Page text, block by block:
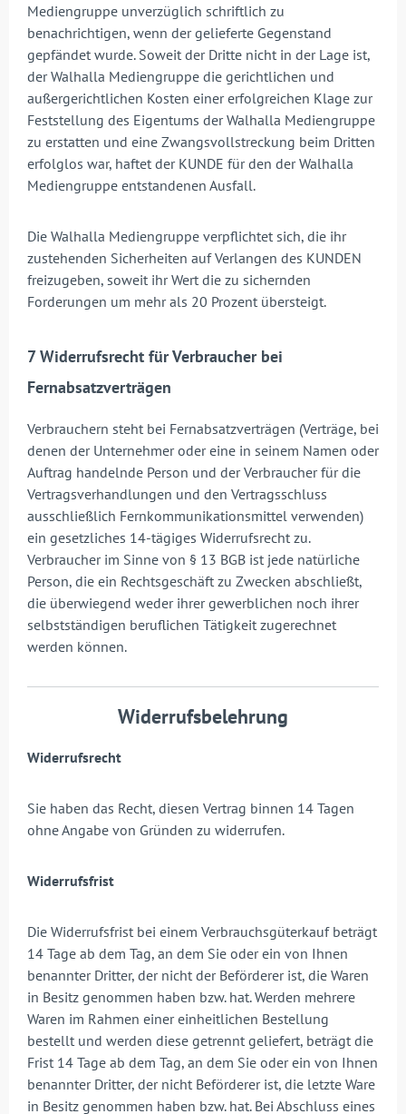
Mediengruppe unverzüglich schriftlich zu
benachrichtigen, wenn der gelieferte Gegenstand
gepfändet wurde. Soweit der Dritte nicht in der Lage ist,
der Walhalla Mediengruppe die gerichtlichen und
außergerichtlichen Kosten einer erfolgreichen Klage zur
Feststellung des Eigentums der Walhalla Mediengruppe
zu erstatten und eine Zwangsvollstreckung beim Dritten
erfolglos war, haftet der KUNDE für den der Walhalla
Mediengruppe entstandenen Ausfall.
Die Walhalla Mediengruppe verpflichtet sich, die ihr
zustehenden Sicherheiten auf Verlangen des KUNDEN
freizugeben, soweit ihr Wert die zu sichernden
Forderungen um mehr als 20 Prozent übersteigt.
7 Widerrufsrecht für Verbraucher bei
Fernabsatzverträgen
Verbrauchern steht bei Fernabsatzverträgen (Verträge, bei
denen der Unternehmer oder eine in seinem Namen oder
Auftrag handelnde Person und der Verbraucher für die
Vertragsverhandlungen und den Vertragsschluss
ausschließlich Fernkommunikationsmittel verwenden)
ein gesetzliches 14-tägiges Widerrufsrecht zu.
Verbraucher im Sinne von § 13 BGB ist jede natürliche
Person, die ein Rechtsgeschäft zu Zwecken abschließt,
die überwiegend weder ihrer gewerblichen noch ihrer
selbstständigen beruflichen Tätigkeit zugerechnet
werden können.
Widerrufsbelehrung
Widerrufsrecht
Sie haben das Recht, diesen Vertrag binnen 14 Tagen
ohne Angabe von Gründen zu widerrufen.
Widerrufsfrist
Die Widerrufsfrist bei einem Verbrauchsgüterkauf beträgt
14 Tage ab dem Tag, an dem Sie oder ein von Ihnen
benannter Dritter, der nicht der Beförderer ist, die Waren
in Besitz genommen haben bzw. hat. Werden mehrere
Waren im Rahmen einer einheitlichen Bestellung
bestellt und werden diese getrennt geliefert, beträgt die
Frist 14 Tage ab dem Tag, an dem Sie oder ein von Ihnen
benannter Dritter, der nicht Beförderer ist, die letzte Ware
in Besitz genommen haben bzw. hat. Bei Abschluss eines